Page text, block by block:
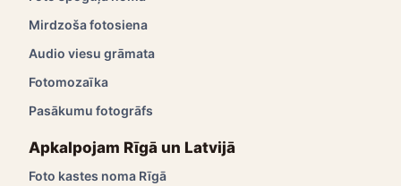
Mirdzoša fotosiena
Audio viesu grāmata
Fotomozaīka
Pasākumu fotogrāfs
Apkalpojam Rīgā un Latvijā
Foto kastes noma Rīgā